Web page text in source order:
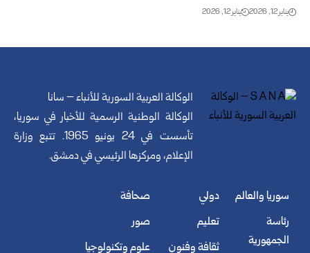
يناير 12, 2026 يناير 12, 2026
الوكالة العربية السورية للأنباء – سانا
الوكالة الوطنية الرسمية للأخبار في سوريا،
تأسست في 24 يونيو 1965. تتبع وزارة
الإعلام، ومركزها الرئيسي في دمشق.
سوريا والعالم
رئاسة
الجمهورية
دولي
تعليم
ثقافة وفنون
صحافة
صور
علوم وتكنولوجيا